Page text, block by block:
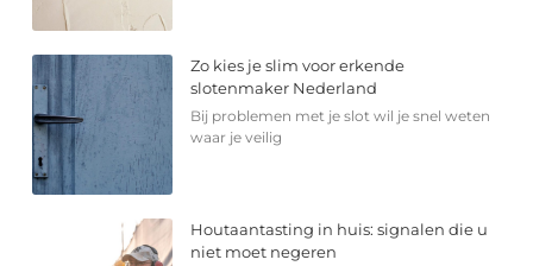
Zo kies je slim voor erkende
slotenmaker Nederland
Bij problemen met je slot wil je snel weten
waar je veilig
Houtaantasting in huis: signalen die u
niet moet negeren